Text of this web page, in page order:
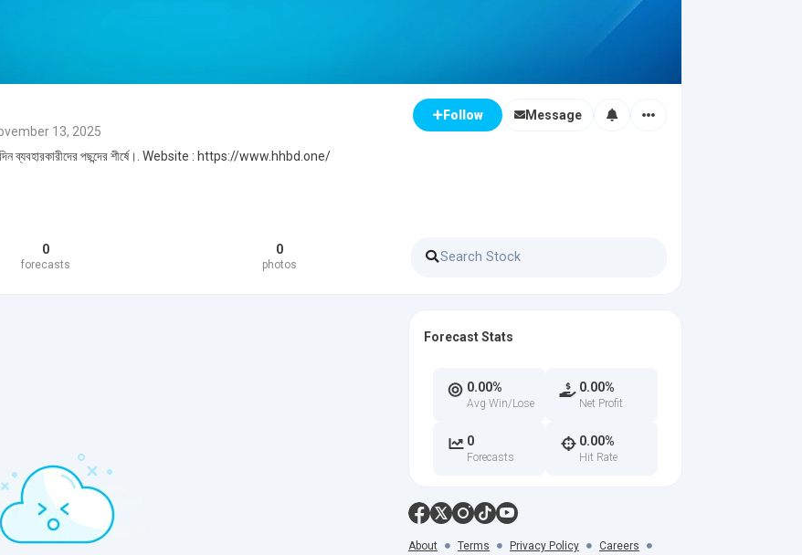
13, 2025
ব্যবহারকারীদের পছন্দের শীর্ষে।. Website : https://www.hhbd.one/
Follow Message
0
forecasts
0
photos
Forecast Stats
0.00%
Avg Win/Lose
0.00%
Net Profit
0
Forecasts
0.00%
Hit Rate
About Terms Privacy Policy Careers